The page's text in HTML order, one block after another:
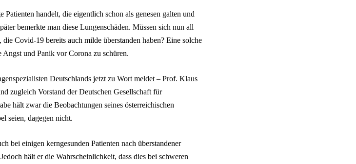
Patienten handelt, die eigentlich schon als genesen galten und
bemerkte man diese Lungenschäden. Müssen sich nun all
Covid-19 bereits auch milde überstanden haben? Eine solche
Angst und Panik vor Corona zu schüren.
Deutschlands jetzt zu Wort meldet – Prof. Klaus
zugleich Vorstand der Deutschen Gesellschaft für
hält zwar die Beobachtungen seines österreichischen
seien, dagegen nicht.
bei einigen kerngesunden Patienten nach überstandener
hält er die Wahrscheinlichkeit, dass dies bei schweren